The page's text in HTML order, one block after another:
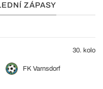
ZÁPASY
FK Varnsdorf
30. kolo